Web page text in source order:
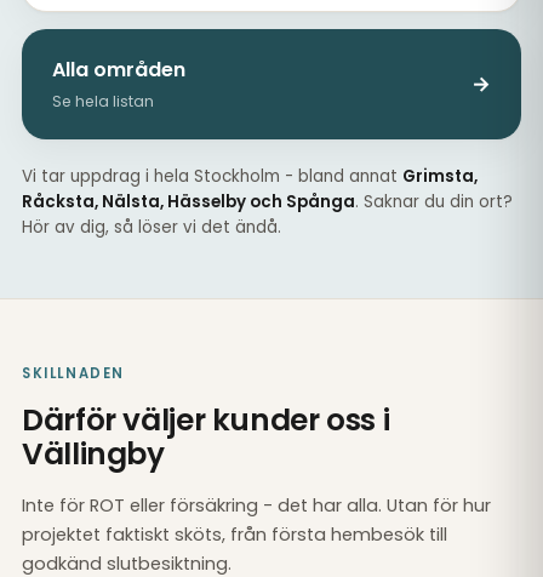
Alla områden
Se hela listan
→
Vi tar uppdrag i hela Stockholm - bland annat Grimsta,
Råcksta, Nälsta, Hässelby och Spånga. Saknar du din ort?
Hör av dig, så löser vi det ändå.
SKILLNADEN
Därför väljer kunder oss i
Vällingby
Inte för ROT eller försäkring - det har alla. Utan för hur
projektet faktiskt sköts, från första hembesök till
godkänd slutbesiktning.